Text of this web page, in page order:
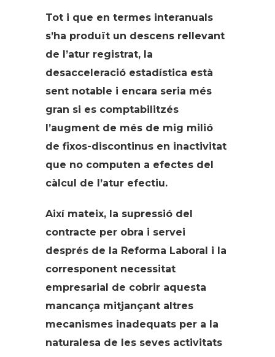
Tot i que en termes interanuals
s’ha produït un descens rellevant
de l’atur registrat, la
desacceleració estadística està
sent notable i encara seria més
gran si es comptabilitzés
l’augment de més de mig milió
de fixos-discontinus en inactivitat
que no computen a efectes del
càlcul de l’atur efectiu.
Així mateix, la supressió del
contracte per obra i servei
després de la Reforma Laboral i la
corresponent necessitat
empresarial de cobrir aquesta
mancança mitjançant altres
mecanismes inadequats per a la
naturalesa de les seves activitats